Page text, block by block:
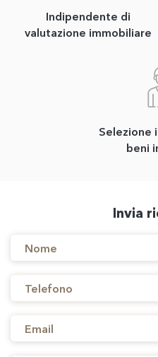
Indipendente di
valutazione immobiliare
Selezione
beni
Invia